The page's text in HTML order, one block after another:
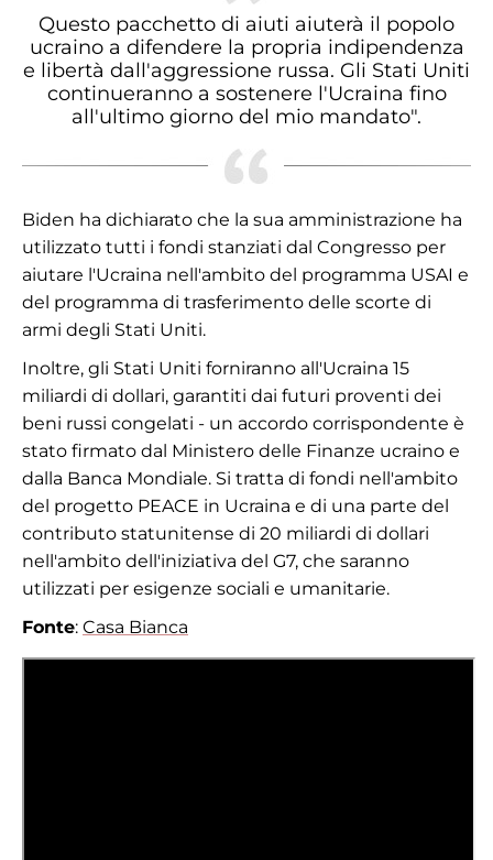
Questo pacchetto di aiuti aiuterà il popolo
ucraino a difendere la propria indipendenza
e libertà dall'aggressione russa. Gli Stati Uniti
continueranno a sostenere l'Ucraina fino
all'ultimo giorno del mio mandato".
Biden ha dichiarato che la sua amministrazione ha
utilizzato tutti i fondi stanziati dal Congresso per
aiutare l'Ucraina nell'ambito del programma USAI e
del programma di trasferimento delle scorte di
armi degli Stati Uniti.
Inoltre, gli Stati Uniti forniranno all'Ucraina 15
miliardi di dollari, garantiti dai futuri proventi dei
beni russi congelati - un accordo corrispondente è
stato firmato dal Ministero delle Finanze ucraino e
dalla Banca Mondiale. Si tratta di fondi nell'ambito
del progetto PEACE in Ucraina e di una parte del
contributo statunitense di 20 miliardi di dollari
nell'ambito dell'iniziativa del G7, che saranno
utilizzati per esigenze sociali e umanitarie.
Fonte: Casa Bianca